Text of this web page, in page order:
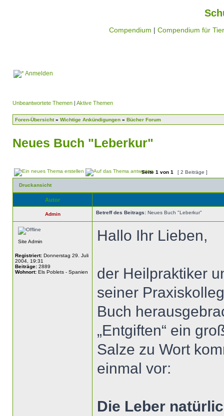
Compendium | Compendium für
Anmelden
Unbeantwortete Themen | Aktive Themen
Foren-Übersicht» Wichtige Ankündigungen » Bücher Forum
Neues Buch "Leberkur"
Seite 1 von 1 [ 2 Beiträge ]
Druckansicht
Autor
Admin Betreff des Beitrags: Neues Buch "Leberkur"
Site Admin
Registriert: Donnerstag 29. Juli
2004, 19:31
Beiträge: 2889
Wohnort: Els Poblets - Spanien
Hallo Ihr Lieben,
der Heilpraktiker
seiner
Buch
„Entgiften“ ein
Salze zu Wort
einmal vor:
Die Leber